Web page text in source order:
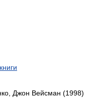
Джон Вейсман (1998)